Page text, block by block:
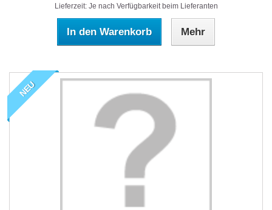
Lieferzeit: Je nach Verfügbarkeit beim Lieferanten
In den Warenkorb Mehr
NEU